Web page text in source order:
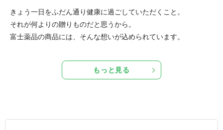
きょう一日をふだん通り健康に過ごしていただくこと。
それが何よりの贈りものだと思うから。
富士薬品の商品には、そんな想いが込められています。
もっと見る